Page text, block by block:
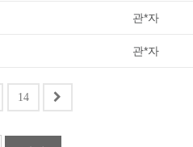
관*자
관*자
14